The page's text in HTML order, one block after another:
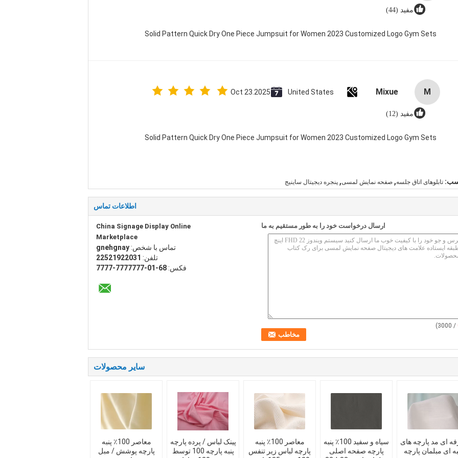
مفید (44)
Solid Pattern Quick Dry One Piece Jumpsuit for Women 2023 Customized Logo Gym Sets
M
Mixue
United States
Oct 23.2025
مفید (12)
Solid Pattern Quick Dry One Piece Jumpsuit for Women 2023 Customized Logo Gym Sets
تابلوهای اتاق جلسه, صفحه نمایش لمسی, پنجره دیجیتال ساینیج
اطلاعات تماس
China Signage Display Online
Marketplace
تماس با شخص: yangheng
تلفن: 13022912522
فکس: 86-10-7777777-7777
ارسال درخواست خود را به طور مستقیم به ما
/ 3000)
سایر محصولات
معاصر 100٪ پنبه
پارچه پوشش / مبل
پینک لباس / پرده پارچه
پنبه پارچه 100 توسط
معاصر 100٪ پنبه
پارچه لباس زیر تنفس
سیاه و سفید 100٪ پنبه
پارچه صفحه اصلی
ای مد پارچه های
ای مبلمان پارچه